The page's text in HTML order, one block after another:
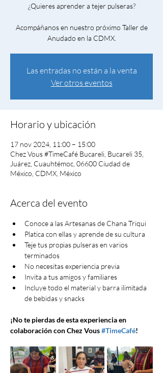
¿Quieres aprender a tejer pulseras?
Acompáñanos en nuestro próximo Taller de
Anudado en la CDMX.
Las entradas no están a la venta
Ver otros eventos
Horario y ubicación
17 nov 2024, 11:00 – 15:00
Chez Vous #TimeCafé Bucareli, Bucareli 35,
Juárez, Cuauhtémoc, 06600 Ciudad de
México, CDMX, México
Acerca del evento
Conoce a las Artesanas de Chana Triqui
Platica con ellas y aprende de su cultura
Teje tus propias pulseras en varios
terminados
No necesitas experiencia previa
Invita a tus amigos y familiares
Incluye todo el material y barra ilimitada
de bebidas y snacks
¡No te pierdas de esta experiencia en
colaboración con Chez Vous #TimeCafé!